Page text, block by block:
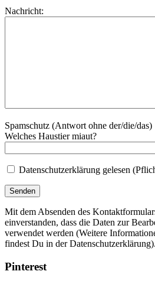
Nachricht:
Spamschutz (Antwort ohne der/die/das)
Welches Haustier miaut?
Datenschutzerklärung gelesen
Mit dem Absenden des
einverstanden, dass die Daten zur
verwendet werden (Weitere
findest Du in der Datenschutzerklärung).
Pinterest